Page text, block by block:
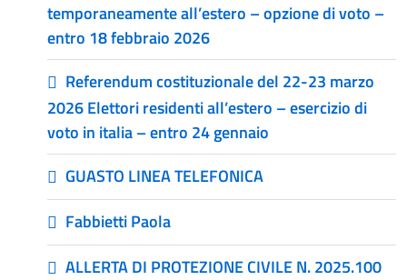
temporaneamente all’estero – opzione di voto –
entro 18 febbraio 2026
Referendum costituzionale del 22-23 marzo
2026 Elettori residenti all’estero – esercizio di
voto in italia – entro 24 gennaio
GUASTO LINEA TELEFONICA
Fabbietti Paola
ALLERTA DI PROTEZIONE CIVILE N. 2025.100